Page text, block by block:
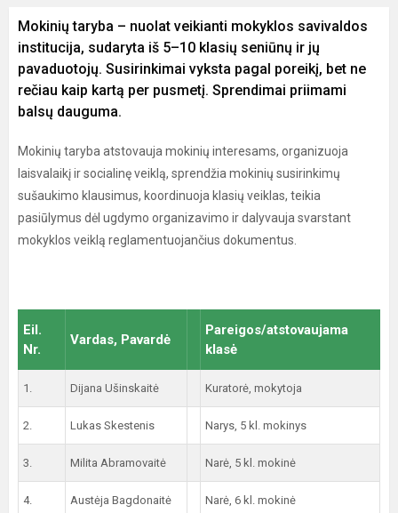
Mokinių taryba – nuolat veikianti mokyklos savivaldos
institucija, sudaryta iš 5–10 klasių seniūnų ir jų
pavaduotojų. Susirinkimai vyksta pagal poreikį, bet ne
rečiau kaip kartą per pusmetį. Sprendimai priimami
balsų dauguma.
Mokinių taryba atstovauja mokinių interesams, organizuoja
laisvalaikį ir socialinę veiklą, sprendžia mokinių susirinkimų
sušaukimo klausimus, koordinuoja klasių veiklas, teikia
pasiūlymus dėl ugdymo organizavimo ir dalyvauja svarstant
mokyklos veiklą reglamentuojančius dokumentus.
Eil.
Nr.
Vardas, Pavardė
Pareigos/atstovaujama
klasė
1. Dijana Ušinskaitė Kuratorė, mokytoja
2. Lukas Skestenis Narys, 5 kl. mokinys
3. Milita Abramovaitė Narė, 5 kl. mokinė
4. Austėja Bagdonaitė Narė, 6 kl. mokinė